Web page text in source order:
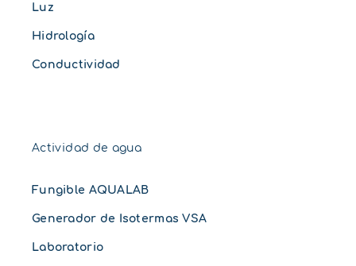
Luz
Hidrología
Conductividad
Actividad de agua
Fungible AQUALAB
Generador de Isotermas VSA
Laboratorio